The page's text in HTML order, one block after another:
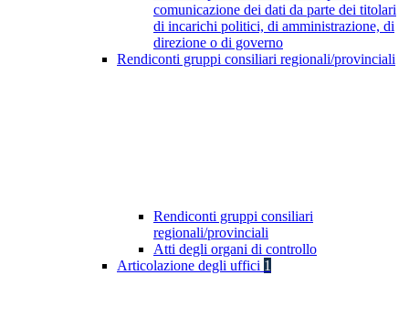
comunicazione dei dati da parte dei titolari
di incarichi politici, di amministrazione, di
direzione o di governo
Rendiconti gruppi consiliari regionali/provinciali
Rendiconti gruppi consiliari
regionali/provinciali
Atti degli organi di controllo
Articolazione degli uffici 1